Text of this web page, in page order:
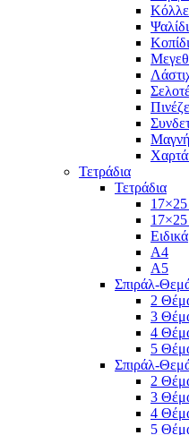
Τετράδια
Τετράδια
17×25
Ειδικά
Α4
Α5
Σπιράλ-
2
3
4
5
Σπιράλ-
2
3
4
5